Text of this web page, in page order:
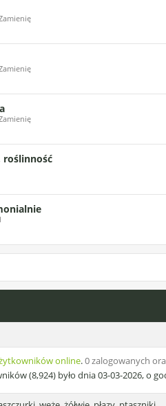
roślinność
online.0 zalogowanych
(8,924) było dnia 03-03-2026, o